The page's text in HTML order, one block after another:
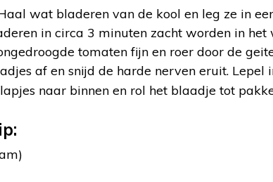
wat bladeren van de kool en leg ze in
in circa 3 minuten zacht worden in het
tomaten fijn en roer door de
af en snijd de harde nerven eruit.
naar binnen en rol het blaadje tot